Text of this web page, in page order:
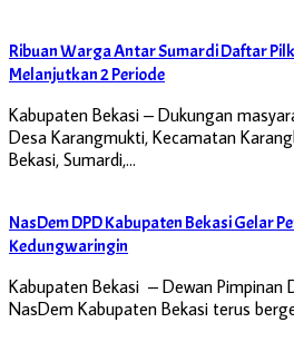
Ribuan Warga Antar Sumardi Daftar
Melanjutkan 2 Periode
Kabupaten Bekasi – Dukungan
Desa Karangmukti, Kecamatan
Bekasi, Sumardi,…
NasDem DPD Kabupaten Bekasi Gelar
Kedungwaringin
Kabupaten Bekasi – Dewan Pimpinan
NasDem Kabupaten Bekasi terus